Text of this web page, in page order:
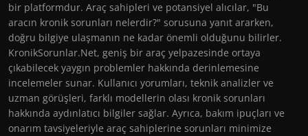
bir platformdur. Araç sahipleri ve potansiyel alıcılar, "Bu
aracın kronik sorunları nelerdir?" sorusuna yanıt ararken,
doğru bilgiye ulaşmanın ne kadar önemli olduğunu bilirler.
KronikSorunlar.Net, geniş bir araç yelpazesinde ortaya
çıkabilecek yaygın problemler hakkında derinlemesine
incelemeler sunar. Kullanıcı yorumları, teknik analizler ve
uzman görüşleri, farklı modellerin olası kronik sorunları
hakkında aydınlatıcı bilgiler sağlar. Ayrıca, bakım ipuçları ve
onarım tavsiyeleriyle araç sahiplerine sorunları minimize